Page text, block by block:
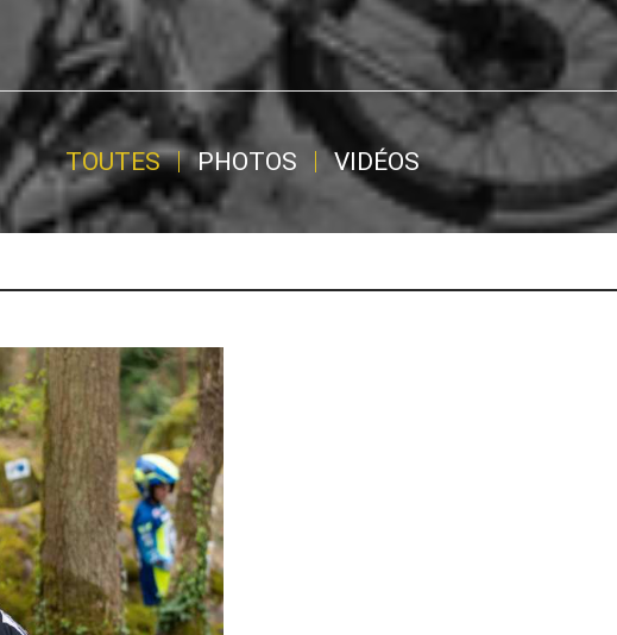
TOUTES PHOTOS VIDÉOS